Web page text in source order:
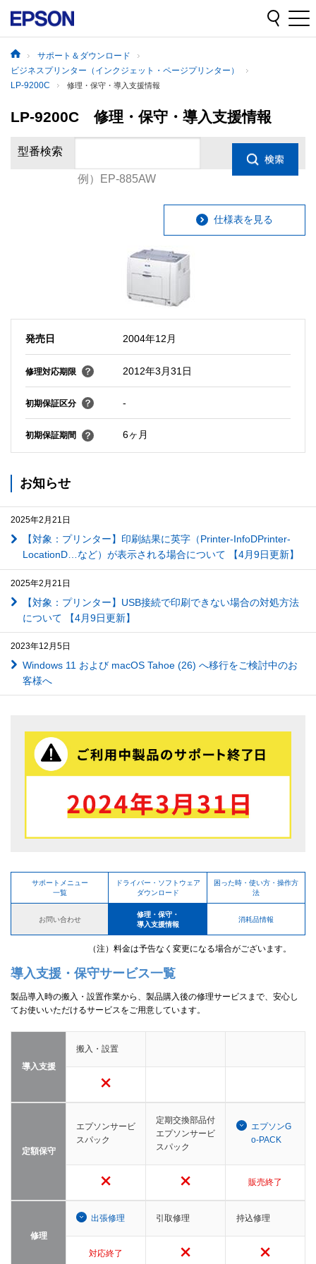
サポート＆ダウンロード
ビジネスプリンター（インクジェット・ページプリンター）
LP-9200C
修理・保守・導入支援情報
LP-9200C 修理・保守・導入支援情報
型番検索
例）EP-885AW
仕様表を見る
発売日 2004年12月
修理対応期限 2012年3月31日
初期保証区分 -
初期保証期間 6ヶ月
お知らせ
2025年2月21日
【対象：プリンター】印刷結果に英字（Printer-InfoDPrinter-
LocationD…など）が表示される場合について 【4月9日更新】
2025年2月21日
【対象：プリンター】USB接続で印刷できない場合の対処方法
について 【4月9日更新】
2023年12月5日
Windows 11 および macOS Tahoe (26) へ移行をご検討中のお
客様へ
サポートメニュー
一覧
ドライバー・ソフトウェア
ダウンロード
困った時・使い方・操作方
法
お問い合わせ
修理・保守・
導入支援情報
消耗品情報
（注）料金は予告なく変更になる場合がございます。
導入支援・保守サービス一覧
製品導入時の搬入・設置作業から、製品購入後の修理サービスまで、安心し
てお使いいただけるサービスをご用意しています。
導入支援
搬入・設置
定額保守
エプソンサービ
スパック
定期交換部品付
エプソンサービ
スパック
エプソンG
o-PACK
販売終了
修理
出張修理 引取修理 持込修理
対応終了